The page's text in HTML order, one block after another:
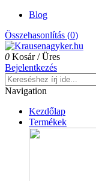
Blog
Összehasonlítás (0)
0 Kosár /Üres
Bejelentkezés
Navigation
Kezdőlap
Termékek